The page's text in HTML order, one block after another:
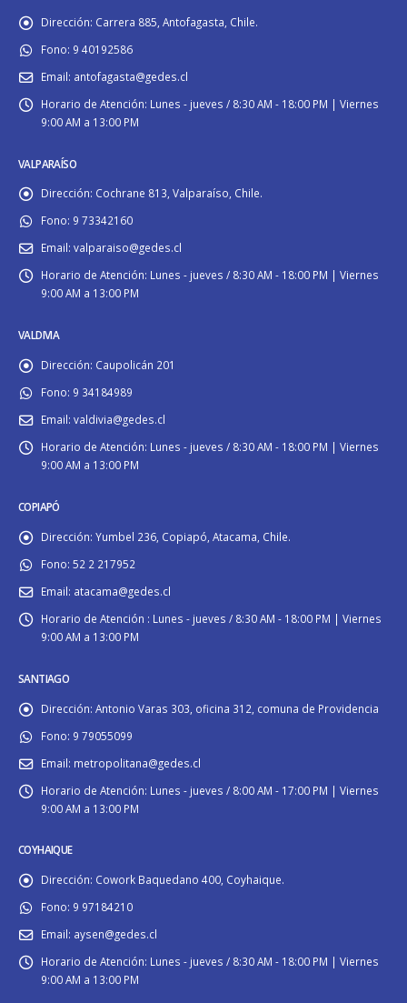
Dirección: Carrera 885, Antofagasta, Chile.
Fono: 9 40192586
Email: antofagasta@gedes.cl
Horario de Atención: Lunes - jueves / 8:30 AM - 18:00 PM | Viernes
9:00 AM a 13:00 PM
VALPARAÍSO
Dirección: Cochrane 813, Valparaíso, Chile.
Fono: 9 73342160
Email: valparaiso@gedes.cl
Horario de Atención: Lunes - jueves / 8:30 AM - 18:00 PM | Viernes
9:00 AM a 13:00 PM
VALDIVIA
Dirección: Caupolicán 201
Fono: 9 34184989
Email: valdivia@gedes.cl
Horario de Atención: Lunes - jueves / 8:30 AM - 18:00 PM | Viernes
9:00 AM a 13:00 PM
COPIAPÓ
Dirección: Yumbel 236, Copiapó, Atacama, Chile.
Fono: 52 2 217952
Email: atacama@gedes.cl
Horario de Atención : Lunes - jueves / 8:30 AM - 18:00 PM | Viernes
9:00 AM a 13:00 PM
SANTIAGO
Dirección: Antonio Varas 303, oficina 312, comuna de Providencia
Fono: 9 79055099
Email: metropolitana@gedes.cl
Horario de Atención: Lunes - jueves / 8:00 AM - 17:00 PM | Viernes
9:00 AM a 13:00 PM
COYHAIQUE
Dirección: Cowork Baquedano 400, Coyhaique.
Fono: 9 97184210
Email: aysen@gedes.cl
Horario de Atención: Lunes - jueves / 8:30 AM - 18:00 PM | Viernes
9:00 AM a 13:00 PM